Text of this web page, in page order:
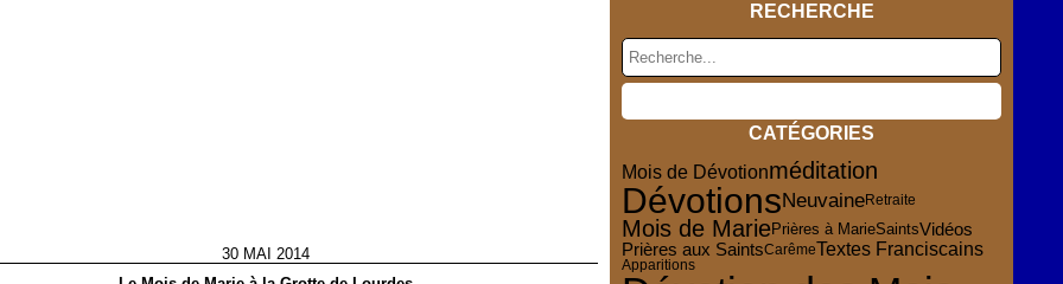
30 MAI 2014
RECHERCHE
CATÉGORIES
Mois de Dévotionméditation
DévotionsNeuvaineRetraite
Mois de MariePrières à MarieSaintsVidéos
Prières aux SaintsCarêmeTextes Franciscains
Apparitions